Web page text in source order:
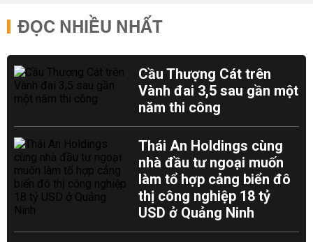
ĐỌC NHIỀU NHẤT
Cầu Thượng Cát trên
Vành đai 3,5 sau gần một
năm thi công
Thái An Holdings cùng
nhà đầu tư ngoại muốn
làm tổ hợp cảng biển đô
thị công nghiệp 18 tỷ
USD ở Quảng Ninh